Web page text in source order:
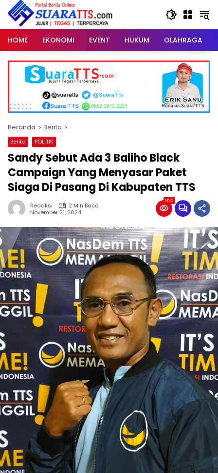
Langsung
konten
HOME
EKONOMI EVENT HUKUM OLAHRAGA
Beranda Berita
Berita POLITIK
Sandy Sebut Ada 3 Baliho Black
Campaign Yang Menyasar Paket
Siaga Di Pasang Di Kabupaten TTS
Redaksi
2 Min Baca
November 21, 2024
920